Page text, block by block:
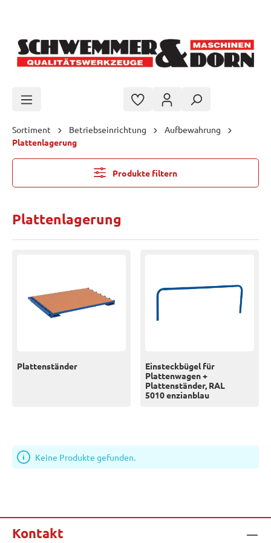
Sortiment Betriebseinrichtung
Aufbewahrung
Plattenlagerung
Produkte filtern
Plattenlagerung
Plattenständer
Einsteckbügel für
Plattenwagen +
Plattenständer, RAL
5010 enzianblau
Keine Produkte gefunden.
Kontakt